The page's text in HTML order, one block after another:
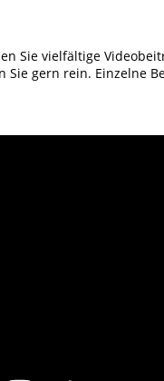
Sie vielfältige
Sie gern rein. Einzelne